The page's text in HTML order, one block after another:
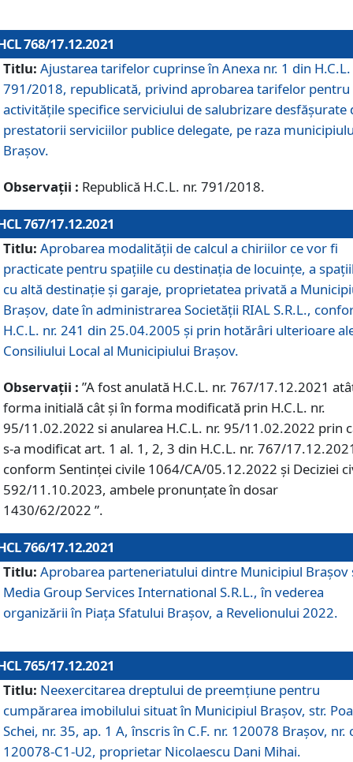
768/17.12.2021
Titlu: Ajustarea tarifelor cuprinse în Anexa nr. 1 din H.C.L.
791/2018, republicată, privind aprobarea tarifelor pentru
activităţile specifice serviciului de salubrizare desfăşurate
prestatorii serviciilor publice delegate, pe raza
Braşov.
Observații : Republică H.C.L. nr. 791/2018.
767/17.12.2021
Titlu: Aprobarea modalității de calcul a chiriilor ce vor fi
practicate pentru spaţiile cu destinaţia de locuinţe, a
cu altă destinaţie şi garaje, proprietatea privată a
Braşov, date în administrarea Societăţii RIAL S.R.L.,
H.C.L. nr. 241 din 25.04.2005 și prin hotărâri ulterioare
Consiliului Local al Municipiului Braşov.
Observații : ”A fost anulată H.C.L. nr. 767/17.12.2021
forma initială cât și în forma modificată prin H.C.L. nr.
95/11.02.2022 si anularea H.C.L. nr. 95/11.02.2022 prin
s-a modificat art. 1 al. 1, 2, 3 din H.C.L. nr. 767/
conform Sentinței civile 1064/CA/05.12.2022 și Deciziei
592/11.10.2023, ambele pronunțate în dosar
1430/62/2022 ”.
766/17.12.2021
Titlu: Aprobarea parteneriatului dintre Municipiul Brașov
Media Group Services International S.R.L., în vederea
organizării în Piața Sfatului Brașov, a Revelionului 2022.
765/17.12.2021
Titlu: Neexercitarea dreptului de preemţiune pentru
cumpărarea imobilului situat în Municipiul Braşov, str.
Schei, nr. 35, ap. 1 A, înscris în C.F. nr. 120078 Brașov, nr.
120078-C1-U2, proprietar Nicolaescu Dani Mihai.